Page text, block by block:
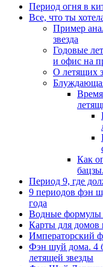
Период огня в
Все, что ты
Пример
звезда
Годовые
и офис на
О летящих
Как
бацзы.
Период 9, где
9 периодов фэн
года
Водные
Карты для домов
Императорский
Фэн шуй дома. 4
летящей звезды